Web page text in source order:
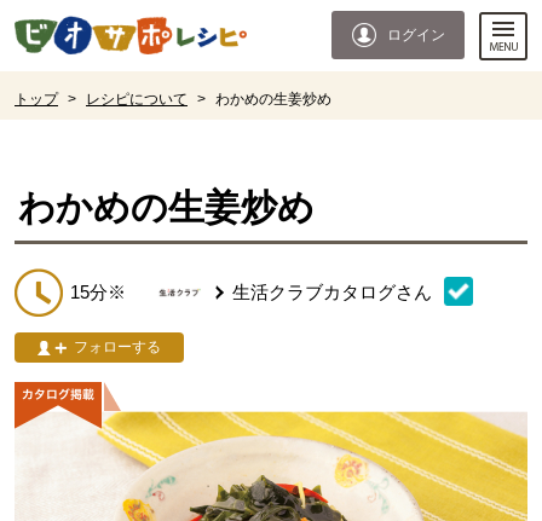
ページの先頭です。
ログイン
トップ > レシピについて > わかめの生姜炒め
わかめの生姜炒め
15分※ 生活クラブカタログさん
フォローする